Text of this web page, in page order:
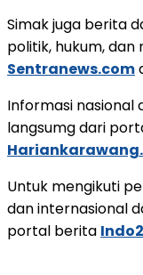
Simak juga berita
politik, hukum, dan
Sentranews.com
Informasi
langsumg dari
Untuk mengikuti
dan internasional
portal berita